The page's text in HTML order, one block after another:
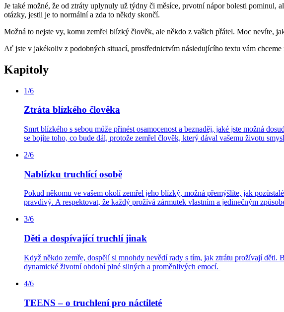
Je také možné, že od ztráty uplynuly už týdny či měsíce, prvotní nápor bolesti pominul,
otázky, jestli je to normální a zda to někdy skončí.
Možná to nejste vy, komu zemřel blízký člověk, ale někdo z vašich přátel. Moc nevíte,
Ať jste v jakékoliv z podobných situací, prostřednictvím následujícího textu vám chceme
Kapitoly
1/6
Ztráta blízkého člověka
Smrt blízkého s sebou může přinést osamocenost a beznaděj, jaké jste možná
se bojíte toho, co bude dál, protože zemřel člověk, který dával vašemu životu
2/6
Nablízku truchlící osobě
Pokud někomu ve vašem okolí zemřel jeho blízký, možná přemýšlíte, jak
pravdivý. A respektovat, že každý prožívá zármutek vlastním a jedinečným
3/6
Děti a dospívající truchlí jinak
Když někdo zemře, dospělí si mnohdy nevědí rady s tím, jak ztrátu prožívají
dynamické životní období plné silných a proměnlivých emocí.
4/6
TEENS – o truchlení pro náctileté